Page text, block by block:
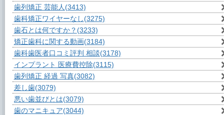
歯列矯正 芸能人 (3413)
歯科矯正ワイヤーなし(3275)
歯石とは何ですか？ (3233)
矯正歯科に関する動画(3184)
歯科歯医者口コミ評判 相談(3178)
インプラント 医療費控除(3115)
歯列矯正 経過 写真(3082)
差し歯(3079)
悪い歯並びとは(3079)
歯のマニキュア(3044)